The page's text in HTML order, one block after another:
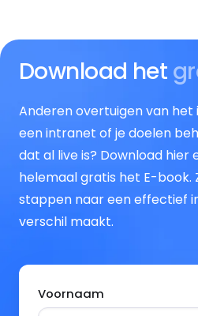
Download het
Anderen overtuigen van
een intranet of je doelen
dat al live is? Download hier
helemaal gratis het E-book.
stappen naar een effectief
verschil maakt.
Voornaam